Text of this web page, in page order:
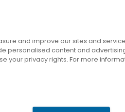
Hırsız Kardeşler Ateş ve Su 6: Peri
and improve our sites and
personalised content and
your privacy rights. For more